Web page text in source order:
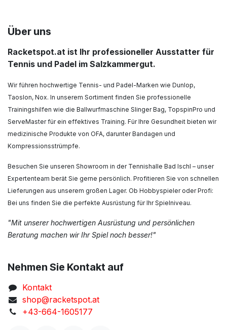
Über uns
Racketspot.at ist Ihr professioneller Ausstatter für
Tennis und Padel im Salzkammergut.
Wir führen hochwertige Tennis- und Padel-Marken wie Dunlop,
Taoslon, Nox. In unserem Sortiment finden Sie professionelle
Trainingshilfen wie die Ballwurfmaschine Slinger Bag, TopspinPro und
ServeMaster für ein effektives Training. Für Ihre Gesundheit bieten wir
medizinische Produkte von OFA, darunter Bandagen und
Kompressionsstrümpfe.
Besuchen Sie unseren Showroom in der Tennishalle Bad Ischl – unser
Expertenteam berät Sie gerne persönlich. Profitieren Sie von schnellen
Lieferungen aus unserem großen Lager. Ob Hobbyspieler oder Profi:
Bei uns finden Sie die perfekte Ausrüstung für Ihr Spielniveau.
"Mit unserer hochwertigen Ausrüstung und persönlichen
Beratung machen wir Ihr Spiel noch besser!"
Nehmen Sie Kontakt auf
Kontakt
shop@racketspot.at
+43-664-1605177